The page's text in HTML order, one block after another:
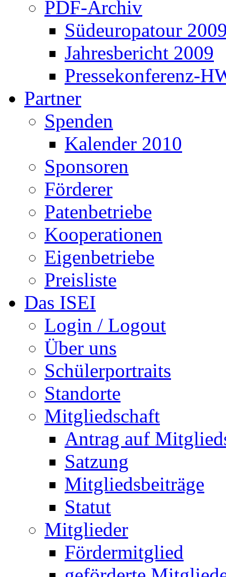
PDF-Archiv
Südeuropatour
Jahresbericht 2009
Pressekonferenz-
Partner
Spenden
Kalender 2010
Sponsoren
Förderer
Patenbetriebe
Kooperationen
Eigenbetriebe
Preisliste
Das ISEI
Login / Logout
Über uns
Schülerportraits
Standorte
Mitgliedschaft
Antrag auf
Satzung
Mitgliedsbeiträge
Statut
Mitglieder
Fördermitglied